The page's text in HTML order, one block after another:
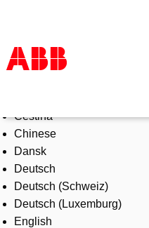
Products & Solutions
Industries
Services
About us
Where to buy
Contact us
Careers
Čeština
Chinese
Dansk
Deutsch
Deutsch (Schweiz)
Deutsch (Luxemburg)
English